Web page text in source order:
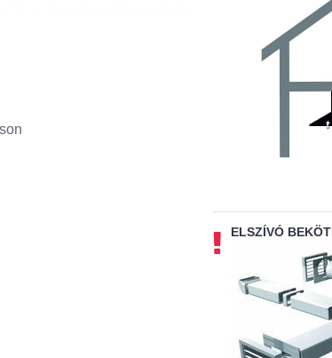
ELSZÍVÓ